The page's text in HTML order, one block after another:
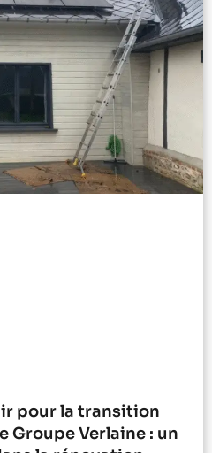
pour la transition
Groupe Verlaine : un